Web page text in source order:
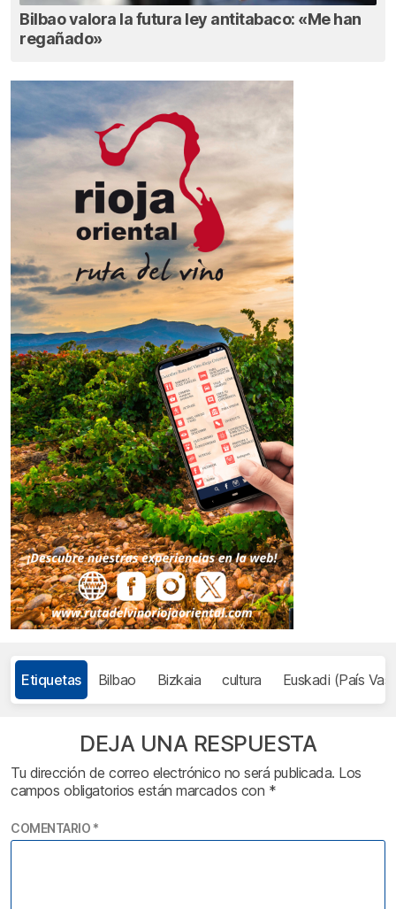
Bilbao valora la futura ley antitabaco: «Me han
regañado»
Etiquetas Bilbao Bizkaia cultura Euskadi (País
DEJA UNA RESPUESTA
Tu dirección de correo electrónico no será publicada. Los
campos obligatorios están marcados con *
COMENTARIO *